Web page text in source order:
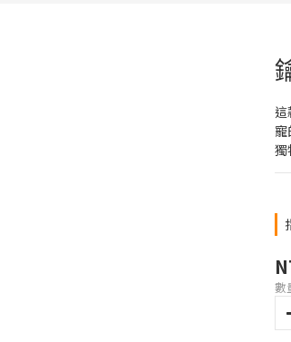
這
獨
數